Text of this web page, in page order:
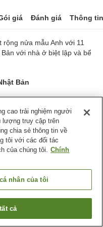
giá Đánh giá Thông
nửa mẫu Anh với 11
với nhà ở biệt lập và bể
Bản
Hàng Tận Nhà
Thành phố Beppu
cao trải nghiệm người
lượng truy cập trên
chia sẻ thông tin về
tôi với các đối tác
của chúng tôi. Chính
nhân của tôi
cả